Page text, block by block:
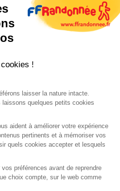
des données
confidentialité
!
laisser la nature intacte.
quelques petits cookies
aident à améliorer votre expérience
pertinents et à mémoriser vos
quels cookies accepter et lesquels
préférences avant de reprendre
choix compte, sur le web comme